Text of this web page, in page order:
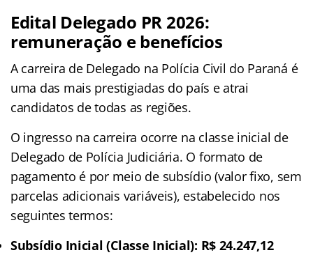
Edital Delegado PR 2026:
remuneração e benefícios
A carreira de Delegado na Polícia Civil do Paraná é
uma das mais prestigiadas do país e atrai
candidatos de todas as regiões.
O ingresso na carreira ocorre na classe inicial de
Delegado de Polícia Judiciária. O formato de
pagamento é por meio de subsídio (valor fixo, sem
parcelas adicionais variáveis), estabelecido nos
seguintes termos:
Subsídio Inicial (Classe Inicial): R$ 24.247,12